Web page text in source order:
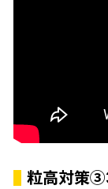
粒高対策